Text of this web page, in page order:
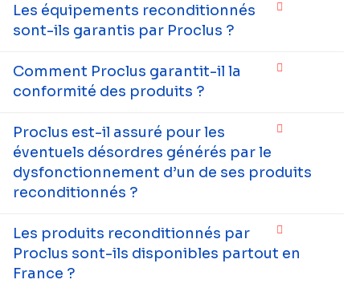
Les équipements reconditionnés
sont-ils garantis par Proclus ?
Comment Proclus garantit-il la
conformité des produits ?
Proclus est-il assuré pour les
éventuels désordres générés par le
dysfonctionnement d’un de ses produits
reconditionnés ?
Les produits reconditionnés par
Proclus sont-ils disponibles partout en
France ?